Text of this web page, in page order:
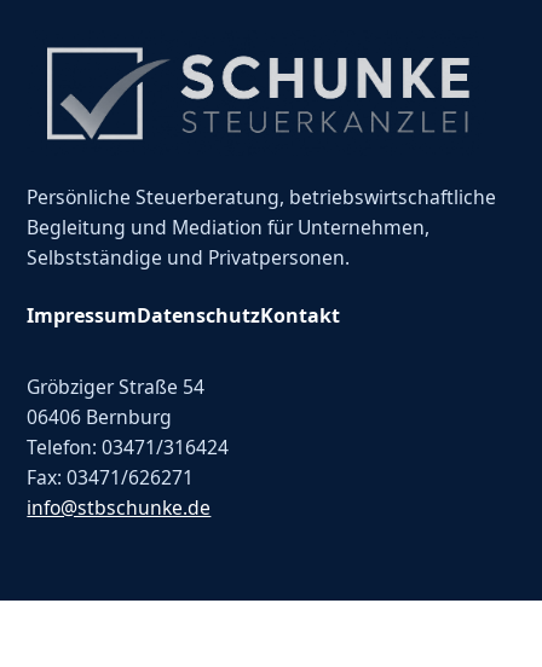
Persönliche Steuerberatung, betriebswirtschaftliche
Begleitung und Mediation für Unternehmen,
Selbstständige und Privatpersonen.
ImpressumDatenschutzKontakt
Gröbziger Straße 54
06406 Bernburg
Telefon: 03471/316424
Fax: 03471/626271
info@stbschunke.de